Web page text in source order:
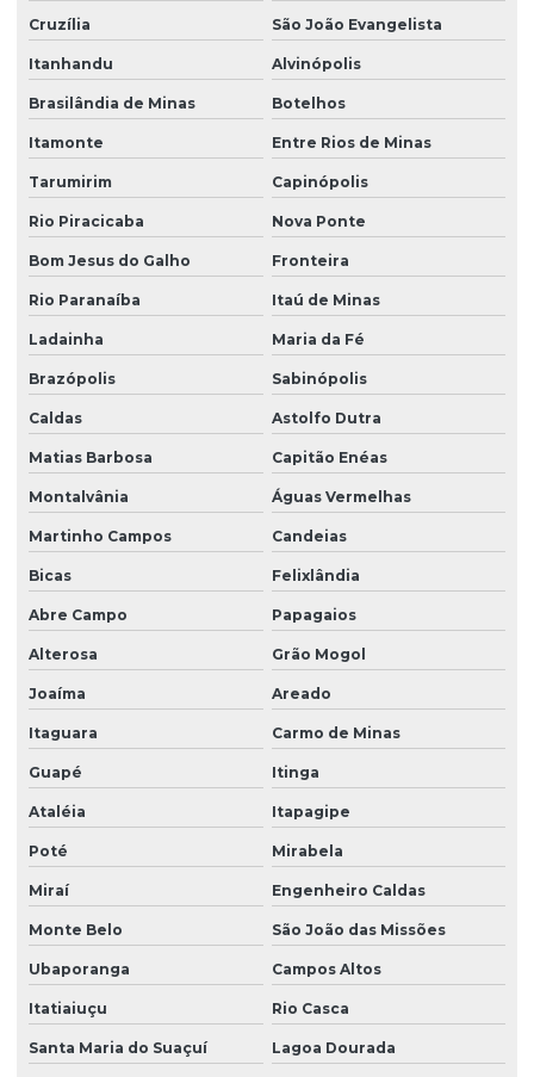
Cruzília São João Evangelista
Itanhandu Alvinópolis
Brasilândia de Minas Botelhos
Itamonte Entre Rios de Minas
Tarumirim Capinópolis
Rio Piracicaba Nova Ponte
Bom Jesus do Galho Fronteira
Rio Paranaíba Itaú de Minas
Ladainha Maria da Fé
Brazópolis Sabinópolis
Caldas Astolfo Dutra
Matias Barbosa Capitão Enéas
Montalvânia Águas Vermelhas
Martinho Campos Candeias
Bicas Felixlândia
Abre Campo Papagaios
Alterosa Grão Mogol
Joaíma Areado
Itaguara Carmo de Minas
Guapé Itinga
Ataléia Itapagipe
Poté Mirabela
Miraí Engenheiro Caldas
Monte Belo São João das Missões
Ubaporanga Campos Altos
Itatiaiuçu Rio Casca
Santa Maria do Suaçuí Lagoa Dourada